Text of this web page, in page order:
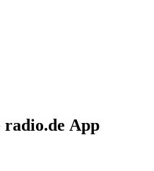
radio.de App